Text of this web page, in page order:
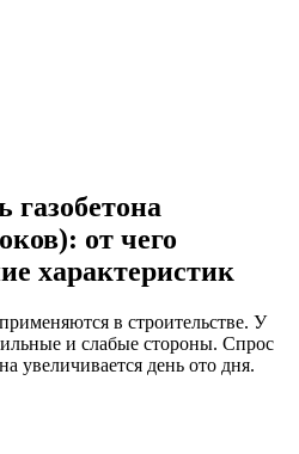
газобетона
от чего
характеристик
в строительстве. У
и слабые стороны. Спрос
увеличивается день ото дня.